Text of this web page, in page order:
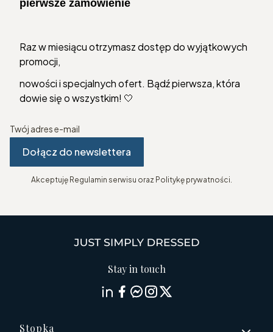
pierwsze zamówienie
Raz w miesiącu otrzymasz dostęp do wyjątkowych
promocji,
nowości i specjalnych ofert. Bądź pierwsza, która
dowie się o wszystkim! 🤍
Twój adres e-mail
Dołącz do newslettera
Akceptuję Regulamin serwisu oraz Politykę prywatności.
Stay in touch
Stopka